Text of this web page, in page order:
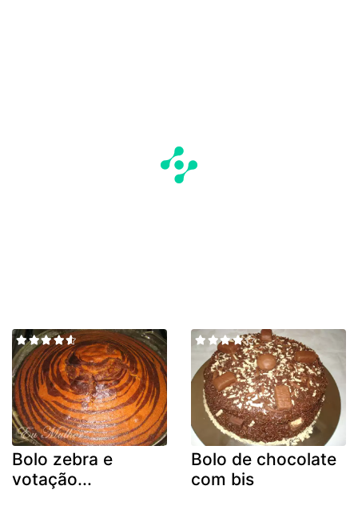
Bolo zebra e
votação...
Bolo de chocolate
com bis